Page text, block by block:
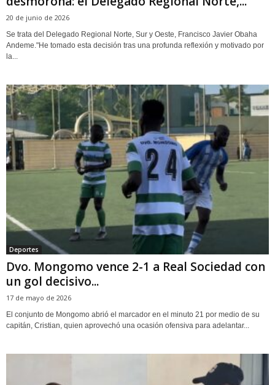
20 de junio de 2026
‎Se trata del Delegado Regional Norte, Sur y Oeste, Francisco Javier Obaha
Andeme.‎‎"He tomado esta decisión tras una profunda reflexión y motivado por
la...
Deportes
Dvo. Mongomo vence 2-1 a Real Sociedad con
un gol decisivo...
17 de mayo de 2026
El conjunto de Mongomo abrió el marcador en el minuto 21 por medio de su
capitán, Cristian, quien aprovechó una ocasión ofensiva para adelantar...